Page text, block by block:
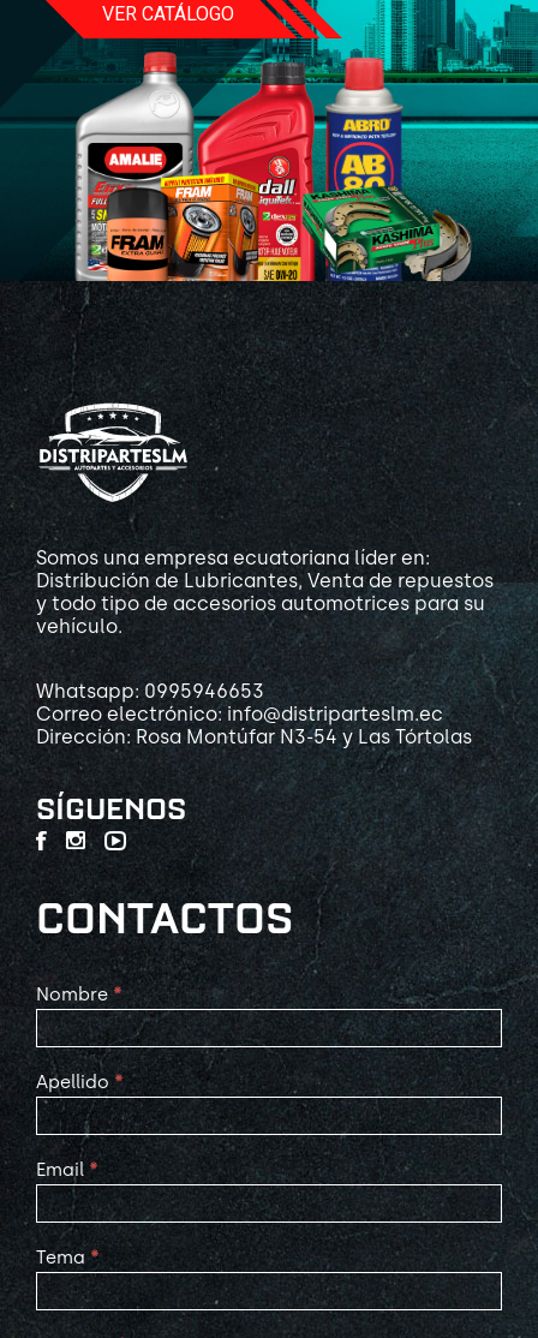
VER CATÁLOGO
Somos una empresa ecuatoriana líder en:
Distribución de Lubricantes, Venta de repuestos
y todo tipo de accesorios automotrices para su
vehículo.
Whatsapp: 0995946653
Correo electrónico: info@distriparteslm.ec
Dirección: Rosa Montúfar N3-54 y Las Tórtolas
SÍGUENOS
CONTACTOS
Contact
Us
Nombre *
Apellido *
Email *
Tema *